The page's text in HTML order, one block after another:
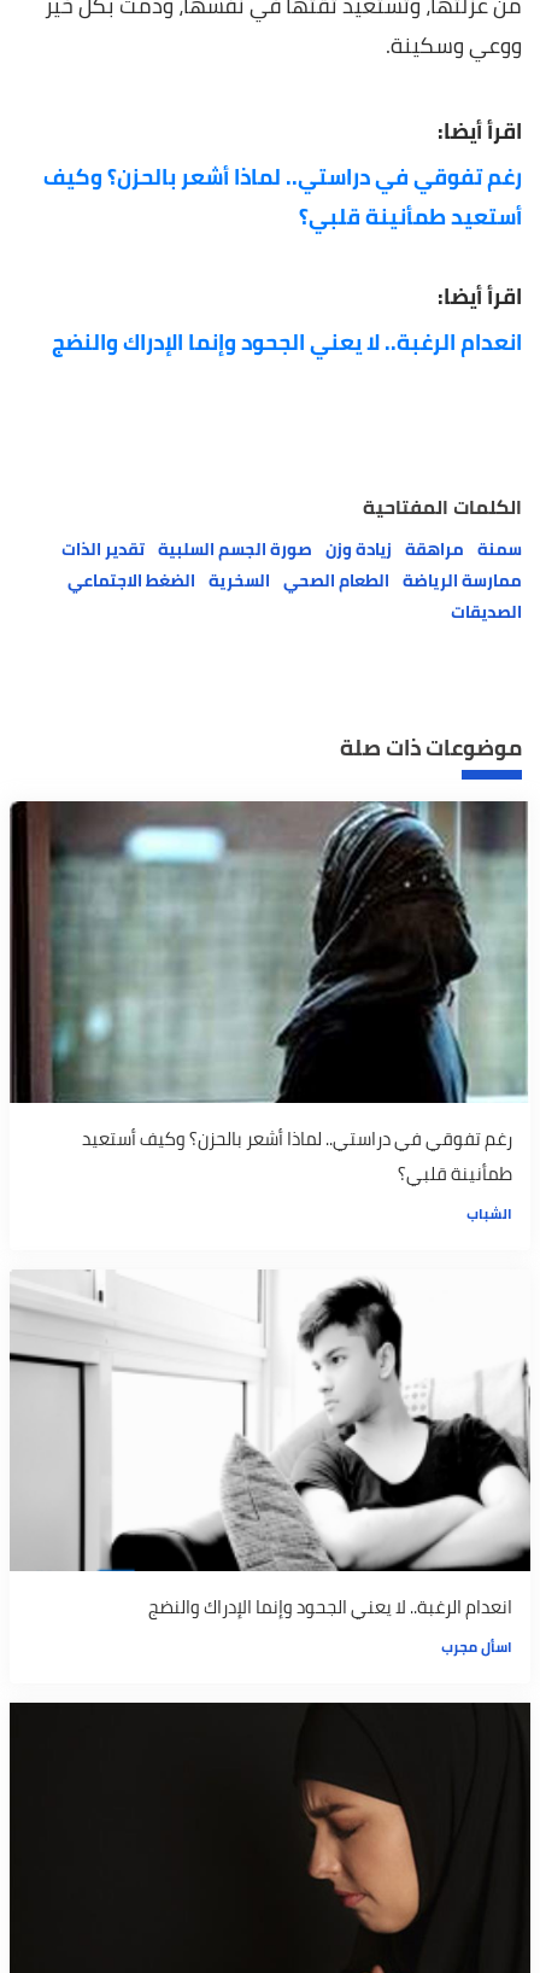
ووعي وسكينة.
اقرأ أيضا:
رغم تفوقي في دراستي.. لماذا أشعر بالحزن؟ وكيف
أستعيد طمأنينة قلبي؟
اقرأ أيضا:
انعدام الرغبة.. لا يعني الجحود وإنما الإدراك والنضج
الكلمات المفتاحية
سمنة مراهقة زيادة وزن صورة الجسم السلبية تقدير الذات
ممارسة الرياضة الطعام الصحي السخرية الضغط الاجتماعي
الصديقات
موضوعات ذات صلة
رغم تفوقي في دراستي.. لماذا أشعر بالحزن؟ وكيف أستعيد
طمأنينة قلبي؟
الشباب
انعدام الرغبة.. لا يعني الجحود وإنما الإدراك والنضج
اسأل مجرب